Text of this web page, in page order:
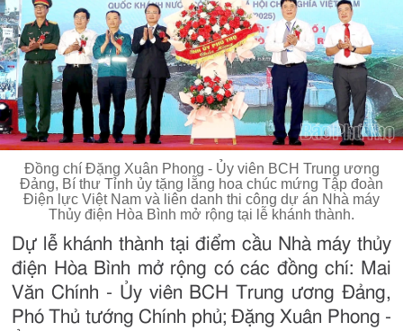
Đồng chí Đặng Xuân Phong - Ủy viên BCH Trung ương
Đảng, Bí thư Tỉnh ủy tặng lẵng hoa chúc mứng Tập đoàn
Điện lực Việt Nam và liên danh thi công dự án Nhà máy
Thủy điện Hòa Bình mở rộng tại lễ khánh thành.
Dự lễ khánh thành tại điểm cầu Nhà máy thủy
điện Hòa Bình mở rộng có các đồng chí: Mai
Văn Chính - Ủy viên BCH Trung ương Đảng,
Phó Thủ tướng Chính phủ; Đặng Xuân Phong -